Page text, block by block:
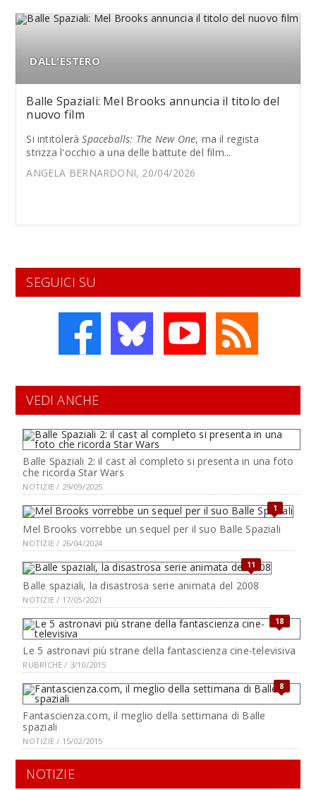
DALL'ESTERO
Balle Spaziali: Mel Brooks annuncia il titolo del
nuovo film
Si intitoleràSpaceballs: The New One, ma il regista
strizza l'occhio a una delle battute del film...
ANGELA BERNARDONI, 20/04/2026
SEGUICI SU
VEDI ANCHE
Balle Spaziali 2: il cast al completo si presenta in una foto
che ricorda Star Wars
NOTIZIE / 29/09/2025
1
Mel Brooks vorrebbe un sequel per il suo Balle Spaziali
NOTIZIE / 26/04/2024
11
Balle spaziali, la disastrosa serie animata del 2008
NOTIZIE / 17/05/2021
18
Le 5 astronavi più strane della fantascienza cine-televisiva
RUBRICHE / 3/10/2015
8
Fantascienza.com, il meglio della settimana di Balle
spaziali
NOTIZIE / 15/02/2015
NOTIZIE